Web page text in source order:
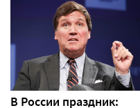
В России праздник: